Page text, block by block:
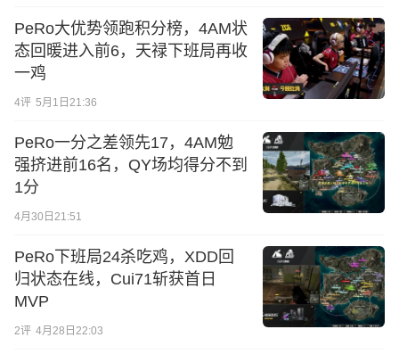
PeRo大优势领跑积分榜，4AM状
态回暖进入前6，天禄下班局再收
一鸡
4评 5月1日21:36
PeRo一分之差领先17，4AM勉
强挤进前16名，QY场均得分不到
1分
4月30日21:51
PeRo下班局24杀吃鸡，XDD回
归状态在线，Cui71斩获首日
MVP
2评 4月28日22:03